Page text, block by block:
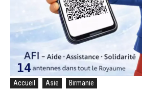
Accueil Asie Birmanie